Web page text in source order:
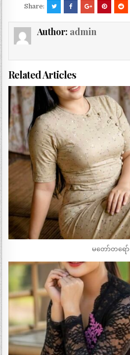
Share:
Author: admin
Related Articles
မတော်တရော်